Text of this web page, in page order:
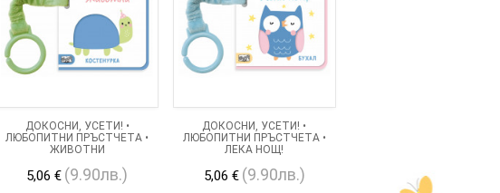
ДОКОСНИ, УСЕТИ! •
ЛЮБОПИТНИ ПРЪСТЧЕТА •
ЖИВОТНИ
5,06 € (9.90лв.)
ДОКОСНИ, УСЕТИ! •
ЛЮБОПИТНИ ПРЪСТЧЕТА •
ЛЕКА НОЩ!
5,06 € (9.90лв.)